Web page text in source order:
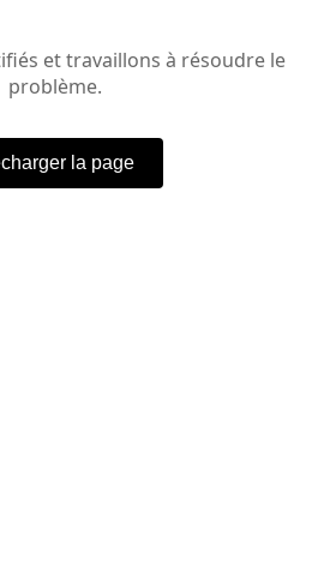
et travaillons à résoudre le
problème.
la page